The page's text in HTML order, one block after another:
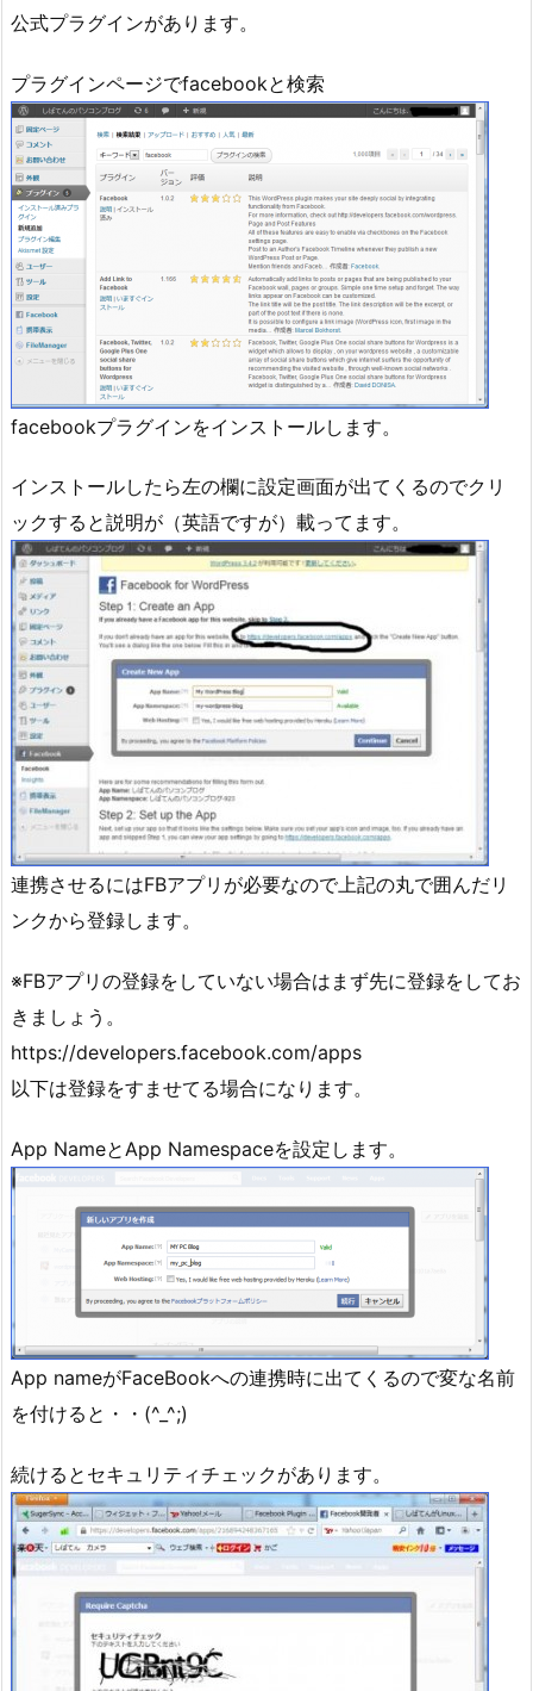
公式プラグインがあります。
プラグインページでfacebookと検索
facebookプラグインをインストールします。
インストールしたら左の欄に設定画面が出てくるのでクリ
ックすると説明が（英語ですが）載ってます。
連携させるにはFBアプリが必要なので上記の丸で囲んだリ
ンクから登録します。
※FBアプリの登録をしていない場合はまず先に登録をしてお
きましょう。
https://developers.facebook.com/apps
以下は登録をすませてる場合になります。
App NameとApp Namespaceを設定します。
App nameがFaceBookへの連携時に出てくるので変な名前
を付けると・・(^_^;)
続けるとセキュリティチェックがあります。